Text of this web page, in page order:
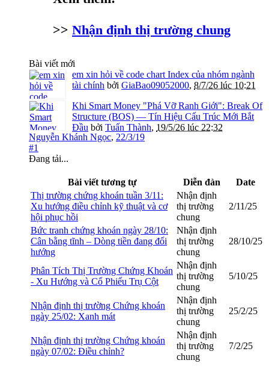
>> Nhận định thị trường chung
Bài viết mới
em xin hỏi về code chart Index của nhóm ngành
tài chính bởi GiaBao09052000, 8/7/26 lúc 10:21
Khi Smart Money "Phá Vỡ Ranh Giới": Break Of
Structure (BOS) — Tín Hiệu Cấu Trúc Mới Bắt
Đầu bởi Tuấn Thành, 19/5/26 lúc 22:32
Nguyễn Khánh Ngọc, 22/3/19
#1
Đang tải...
Bài viết tương tự Diễn đàn
Date
Thị trường chứng khoán tuần 3/11:
Xu hướng điều chỉnh kỹ thuật và cơ
hội phục hồi
Nhận định
thị trường
chung
2/11/25
Bức tranh chứng khoán ngày 28/10:
Cân bằng tĩnh – Dòng tiền đang đổi
hướng
Nhận định
thị trường
chung
28/10/25
Phân Tích Thị Trường Chứng Khoán
- Xu Hướng và Cổ Phiếu Trụ Cột
Nhận định
thị trường
chung
5/10/25
Nhận định thị trường Chứng khoán
ngày 25/02: Xanh mát
Nhận định
thị trường
chung
25/2/25
Nhận định thị trường Chứng khoán
ngày 07/02: Điều chỉnh?
Nhận định
thị trường
chung
7/2/25